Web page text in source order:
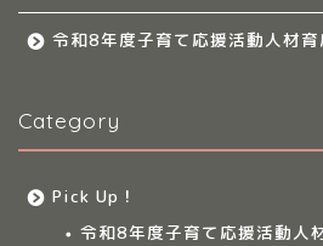
令和8年度子育て応援活動人材育
Category
Pick Up！
令和8年度子育て応援活動人
大分